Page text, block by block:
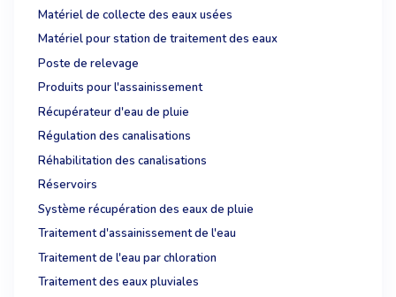
Matériel de collecte des eaux usées
Matériel pour station de traitement des eaux
Poste de relevage
Produits pour l'assainissement
Récupérateur d'eau de pluie
Régulation des canalisations
Réhabilitation des canalisations
Réservoirs
Système récupération des eaux de pluie
Traitement d'assainissement de l'eau
Traitement de l'eau par chloration
Traitement des eaux pluviales